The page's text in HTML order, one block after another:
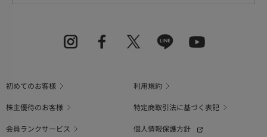
初めてのお客様
利用規約
株主優待のお客様
特定商取引法に基づく表記
会員ランクサービス
個人情報保護方針